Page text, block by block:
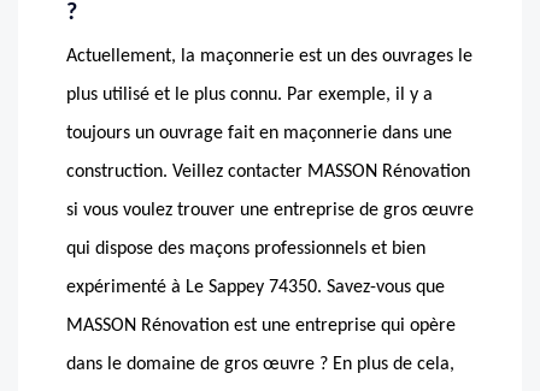
?
Actuellement, la maçonnerie est un des ouvrages le
plus utilisé et le plus connu. Par exemple, il y a
toujours un ouvrage fait en maçonnerie dans une
construction. Veillez contacter MASSON Rénovation
si vous voulez trouver une entreprise de gros œuvre
qui dispose des maçons professionnels et bien
expérimenté à Le Sappey 74350. Savez-vous que
MASSON Rénovation est une entreprise qui opère
dans le domaine de gros œuvre ? En plus de cela,